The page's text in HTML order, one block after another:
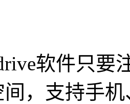
软件只要
间，支持手